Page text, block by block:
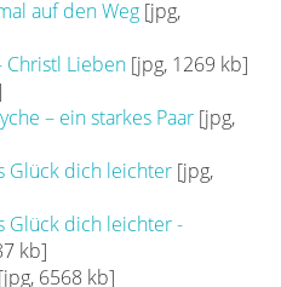
auf den Weg[jpg,
Christl Lieben[jpg, 1269 kb]
– ein starkes Paar[jpg,
Glück dich leichter[jpg,
Glück dich leichter -
kb]
6568 kb]